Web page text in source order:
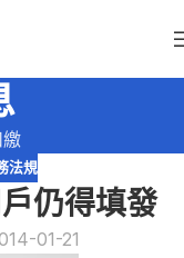
法規
仍得填發
01-21